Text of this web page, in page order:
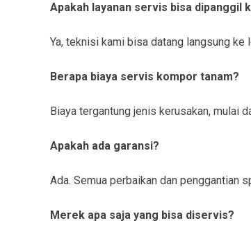
Apakah layanan servis bisa dipanggil
Ya, teknisi kami bisa datang langsung ke
Berapa biaya servis kompor tanam?
Biaya tergantung jenis kerusakan, mulai
Apakah ada garansi?
Ada. Semua perbaikan dan penggantian
Merek apa saja yang bisa diservis?